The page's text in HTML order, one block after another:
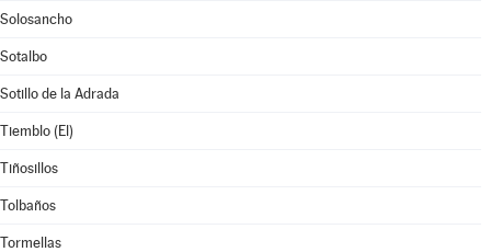
Solosancho
Sotalbo
Sotillo de la Adrada
Tiemblo (El)
Tiñosillos
Tolbaños
Tormellas